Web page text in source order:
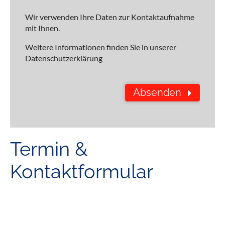
Wir verwenden Ihre Daten zur Kontaktaufnahme
mit Ihnen.
Weitere Informationen finden Sie in unserer
Datenschutzerklärung
Absenden
Termin &
Kontaktformular